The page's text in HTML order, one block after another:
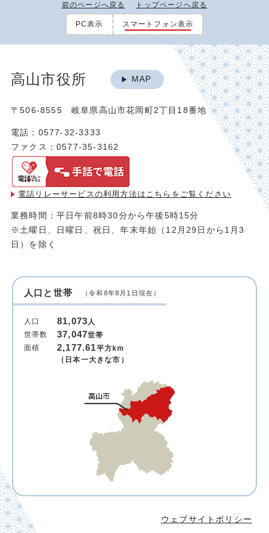
前のページへ戻る トップページへ戻る
PC表示 スマートフォン表示
高山市役所 MAP
〒506-8555 岐阜県高山市花岡町2丁目18番地
電話：0577-32-3333
ファクス：0577-35-3162
電話リレーサービスの利用方法は こちらをご覧ください
業務時間：平日午前8時30分から午後5時15分
※土曜日、日曜日、祝日、年末年始（12月29日から1月3
日）を除く
人口と世帯 （令和8年8月1日現在）
人口 81,073人
世帯数
37,047世帯
面積
2,177.61平方km
（日本一大きな市）
ウェブサイトポリシー